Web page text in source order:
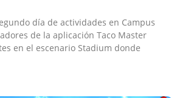
día de actividades en Campus
de la aplicación Taco Master
en el escenario Stadium donde